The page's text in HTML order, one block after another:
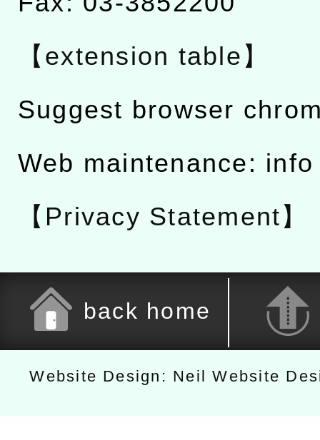
【extension table】
Suggest browser
Web maintenance:
【Privacy Statement】
back home
Website Design: Neil Website